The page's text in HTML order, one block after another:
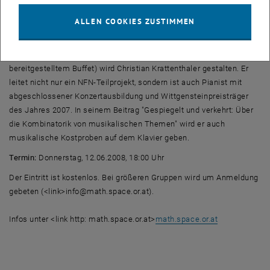
Addition und Multiplikation"
bereitgestelltem Buffet) wird Christian Krattenthaler gestalten. Er
leitet nicht nur ein NFN-Teilprojekt, sondern ist auch Pianist mit
abgeschlossener Konzertausbildung und Wittgensteinpreisträger
des Jahres 2007. In seinem Beitrag "Gespiegelt und verkehrt: Über
die Kombinatorik von musikalischen Themen" wird er auch
musikalische Kostproben auf dem Klavier geben.
Termin: Donnerstag, 12.06.2008, 18:00 Uhr
Der Eintritt ist kostenlos. Bei größeren Gruppen wird um Anmeldung
gebeten (<link>info@math.space.or.at).
Infos unter <link http: math.space.or.at> math.space.or.at
ALLEN COOKIES ZUSTIMMEN